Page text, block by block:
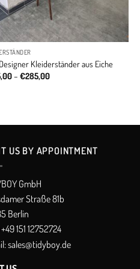
Kleiderständer aus Eiche
– €285,00Price
US BY APPOINTMENT
GmbH
Straße 81b
Berlin
+49 151 12752724
sales@tidyboy.de